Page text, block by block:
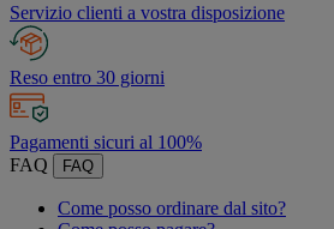
Servizio clienti a vostra disposizione
Reso entro 30 giorni
Pagamenti sicuri al 100%
FAQ
FAQ
Come posso ordinare dal sito?